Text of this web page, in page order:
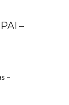
–
–